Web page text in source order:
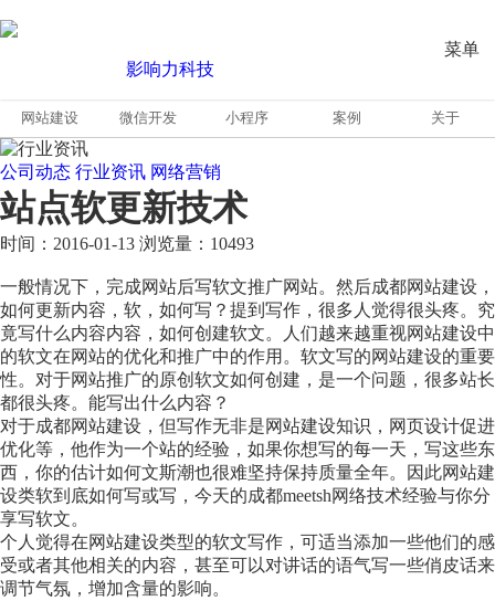
菜单
网站建设 微信开发 小程序 案例 关于
公司动态 行业资讯 网络营销
站点软更新技术
时间：2016-01-13 浏览量：10493
一般情况下，完成网站后写软文推广网站。然后成都网站建设，
如何更新内容，软，如何写？提到写作，很多人觉得很头疼。究
竟写什么内容内容，如何创建软文。人们越来越重视网站建设中
的软文在网站的优化和推广中的作用。软文写的网站建设的重要
性。对于网站推广的原创软文如何创建，是一个问题，很多站长
都很头疼。能写出什么内容？
对于成都网站建设，但写作无非是网站建设知识，网页设计促进
优化等，他作为一个站的经验，如果你想写的每一天，写这些东
西，你的估计如何文斯潮也很难坚持保持质量全年。因此网站建
设类软到底如何写或写，今天的成都meetsh网络技术经验与你分
享写软文。
个人觉得在网站建设类型的软文写作，可适当添加一些他们的感
受或者其他相关的内容，甚至可以对讲话的语气写一些俏皮话来
调节气氛，增加含量的影响。